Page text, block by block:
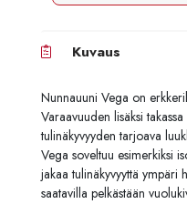
Kuvaus
Nunnauuni Vega on
Varaavuuden lisäksi
tulinäkyvyyden tarjoava
Vega soveltuu esimerkiksi
jakaa tulinäkyvyyttä ympäri
saatavilla pelkästään